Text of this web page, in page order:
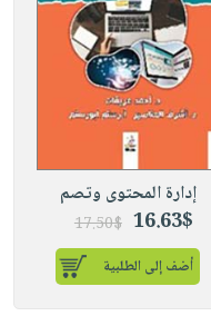
إدارة المحتوى وتصم
16.63$
17.50$
أضف إلى الطلبية